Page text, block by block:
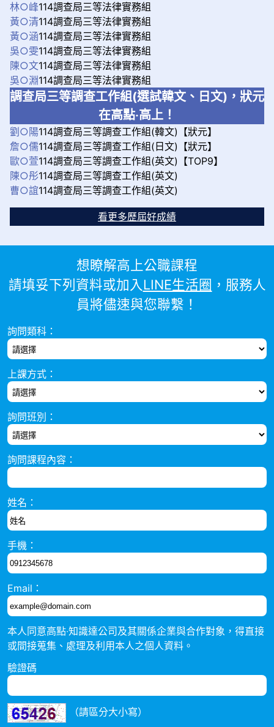
林○峰114調查局三等法律實務組
黃○清114調查局三等法律實務組
黃○涵114調查局三等法律實務組
吳○雯114調查局三等法律實務組
陳○文114調查局三等法律實務組
吳○淵114調查局三等法律實務組
調查局三等調查工作組(選試韓文、日文)，狀元
在高點‧高上！
劉○陽114調查局三等調查工作組(韓文)【狀元】
詹○儒114調查局三等調查工作組(日文)【狀元】
歐○萱114調查局三等調查工作組(英文)【TOP9】
陳○彤114調查局三等調查工作組(英文)
曹○誼114調查局三等調查工作組(英文)
看更多歷屆好成績
想瞭解高上公職課程
請填妥下列資料或加入LINE生活圈 ，服務人
員將儘速與您聯繫！
詢問類科：
上課方式：
詢問班別：
詢問課程內容：
姓名：
手機：
Email：
本人同意高點‧知識達公司及其關係企業與合作對象，得直接
或間接蒐集、處理及利用本人之個人資料。
驗證碼
（請區分大小寫）